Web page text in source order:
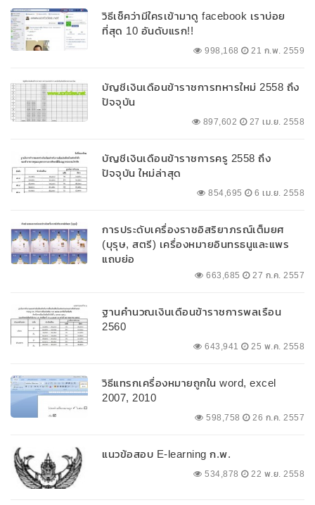
วิธีเช็คว่ามีใครเข้ามาดู facebook เราบ่อย
ที่สุด 10 อันดับแรก!!
998,168 21 ก.พ. 2559
บัญชีเงินเดือนข้าราชการทหารใหม่ 2558 ถึง
ปัจจุบัน
897,602 27 เม.ย. 2558
บัญชีเงินเดือนข้าราชการครู 2558 ถึง
ปัจจุบัน ใหม่ล่าสุด
854,695 6 เม.ย. 2558
การประดับเครื่องราชอิสริยาภรณ์เต็มยศ
(บุรุษ, สตรี) เครื่องหมายอินทรธนูและแพร
แถบย่อ
663,685 27 ก.ค. 2557
ฐานคำนวณเงินเดือนข้าราชการพลเรือน
2560
643,941 25 พ.ค. 2558
วิธีแทรกเครื่องหมายถูกใน word, excel
2007, 2010
598,758 26 ก.ค. 2557
แนวข้อสอบ E-learning ก.พ.
534,878 22 พ.ย. 2558